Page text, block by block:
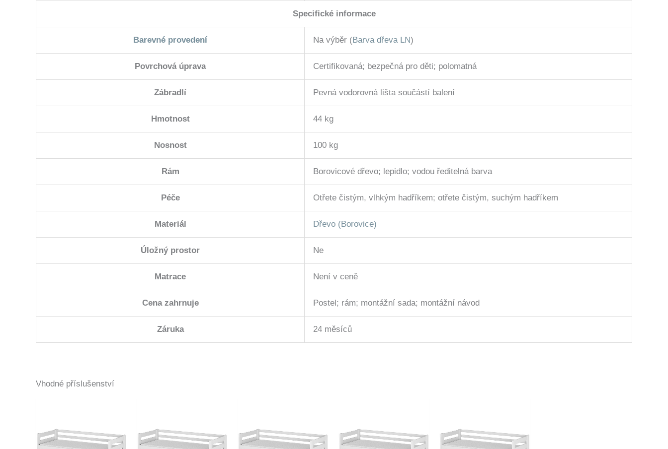
Specifické informace
Barevné provedení Na výběr (Barva dřeva LN)
Povrchová úprava Certifikovaná; bezpečná pro děti; polomatná
Zábradlí Pevná vodorovná lišta součástí balení
Hmotnost 44 kg
Nosnost 100 kg
Rám Borovicové dřevo; lepidlo; vodou ředitelná barva
Péče Otřete čistým, vlhkým hadříkem; otřete čistým, suchým hadříkem
Materiál Dřevo (Borovice)
Úložný prostor Ne
Matrace Není v ceně
Cena zahrnuje Postel; rám; montážní sada; montážní návod
Záruka 24 měsíců
Vhodné příslušenství